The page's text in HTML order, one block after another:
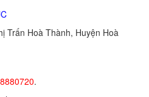
Trấn Hoà Thành, Huyện Hoà
.